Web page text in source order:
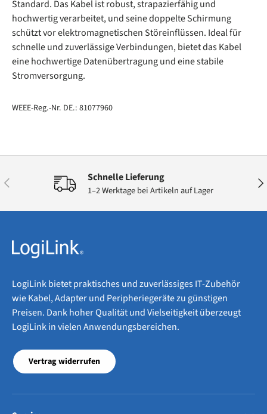
Standard. Das Kabel ist robust, strapazierfähig und
hochwertig verarbeitet, und seine doppelte Schirmung
schützt vor elektromagnetischen Störeinflüssen. Ideal für
schnelle und zuverlässige Verbindungen, bietet das Kabel
eine hochwertige Datenübertragung und eine stabile
Stromversorgung.
WEEE-Reg.-Nr. DE.: 81077960
Vorherige Schnelle Lieferung
1–2 Werktage bei Artikeln auf Lager
LogiLink bietet praktisches und zuverlässiges IT-Zubehör
wie Kabel, Adapter und Peripheriegeräte zu günstigen
Preisen. Dank hoher Qualität und Vielseitigkeit überzeugt
LogiLink in vielen Anwendungsbereichen.
Vertrag widerrufen